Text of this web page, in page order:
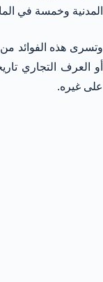
المدنية وخمسة في
وتسرى هذه الفوائد من
أو العرف التجاري
على غيره.